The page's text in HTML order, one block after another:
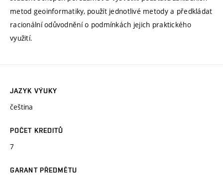
metod geoinformatiky, použít jednotlivé metody a předkládat
racionální odůvodnění o podmínkách jejich praktického
využití.
JAZYK VÝUKY
čeština
POČET KREDITŮ
7
GARANT PŘEDMĚTU